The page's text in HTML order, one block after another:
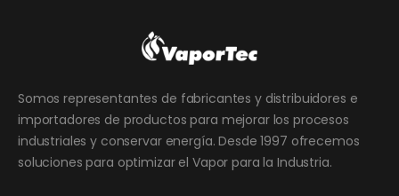
Somos representantes de fabricantes y distribuidores e
importadores de productos para mejorar los procesos
industriales y conservar energía. Desde 1997 ofrecemos
soluciones para optimizar el Vapor para la Industria.